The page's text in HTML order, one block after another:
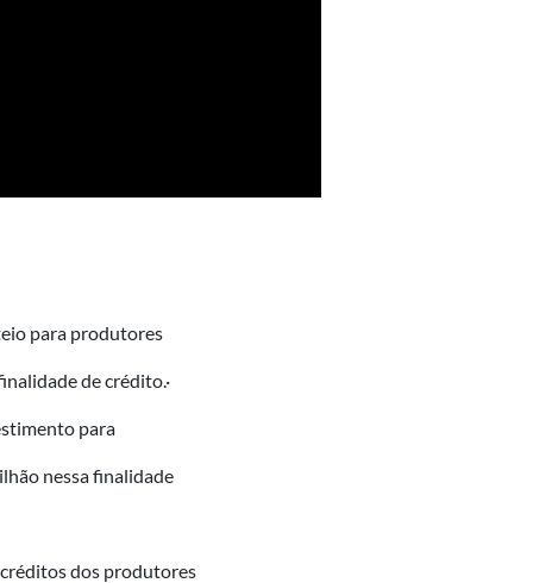
para produtores
de crédito.·
para
nessa finalidade
dos produtores